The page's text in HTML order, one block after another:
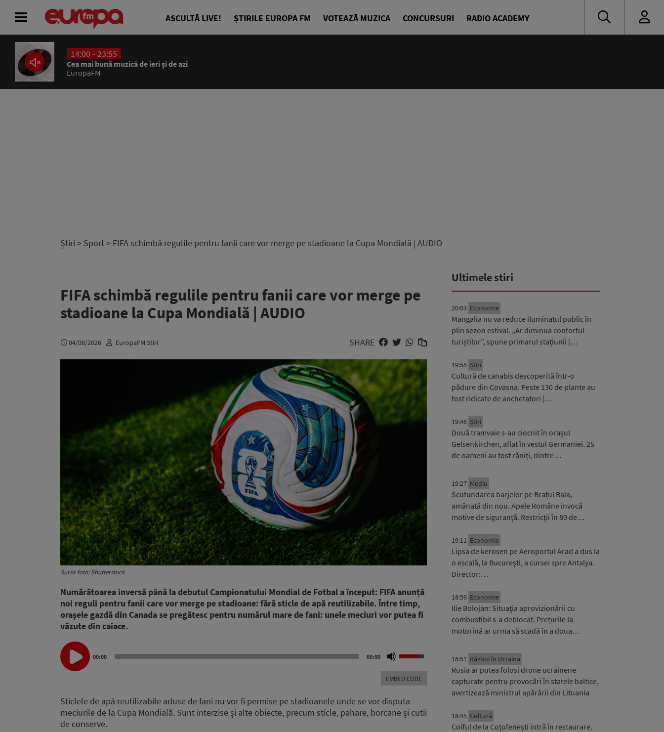
ASCULTĂ LIVE! ȘTIRILE EUROPA FM VOTEAZĂ MUZICA CONCURSURI RADIO ACADEMY
14:00 - 23:55
Cea mai bună muzică de ieri și de azi
EuropaFM
Știri > Sport> FIFA schimbă regulile pentru fanii care vor merge pe stadioane la Cupa Mondială | AUDIO
FIFA schimbă regulile pentru fanii care vor merge pe
stadioane la Cupa Mondială | AUDIO
04/06/2026 EuropaFM Stiri SHARE
Sursa foto: Shutterstock
Numărătoarea inversă până la debutul Campionatului Mondial de Fotbal a început: FIFA anunță
noi reguli pentru fanii care vor merge pe stadioane: fără sticle de apă reutilizabile. Între timp,
orașele gazdă din Canada se pregătesc pentru numărul mare de fani: unele meciuri vor putea fi
văzute din caiace.
Audio
Player
00:00 00:00
Up/Down
keys
increase
or
EMBED CODE
Sticlele de apă reutilizabile aduse de fani nu vor fi permise pe stadioanele unde se vor disputa
meciurile de la Cupa Mondială. Sunt interzise și alte obiecte, precum sticle, pahare, borcane și cutii
de conserve.
Ultimele stiri
20:03 Economie
Mangalia nu va reduce iluminatul public în
plin sezon estival. „Ar diminua confortul
turiștilor”, spune primarul stațiunii |…
19:55 Știri
Cultură de canabis descoperită într-o
pădure din Covasna. Peste 130 de plante au
fost ridicate de anchetatori |…
19:46 Știri
Două tramvaie s-au ciocnit în orașul
Gelsenkirchen, aflat în vestul Germaniei. 25
de oameni au fost răniți, dintre…
19:27 Mediu
Scufundarea barjelor pe Brațul Bala,
amânată din nou. Apele Române invocă
motive de siguranță. Restricții în 80 de…
19:11 Economie
Lipsa de kerosen pe Aeroportul Arad a dus la
o escală, la București, a cursei spre Antalya.
Director:…
18:59 Economie
Ilie Bolojan: Situaţia aprovizionării cu
combustibil s-a deblocat. Prețurile la
motorină ar urma să scadă în a doua…
18:51 Război în Ucraina
Rusia ar putea folosi drone ucrainene
capturate pentru provocări în statele baltice,
avertizează ministrul apărării din Lituania
18:45 Cultură
Coiful de la Coțofenești intră în restaurare.
ACASĂ
ȘTIRI